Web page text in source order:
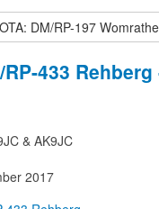
DM/RP-197
RP-433
& AK9JC
2017